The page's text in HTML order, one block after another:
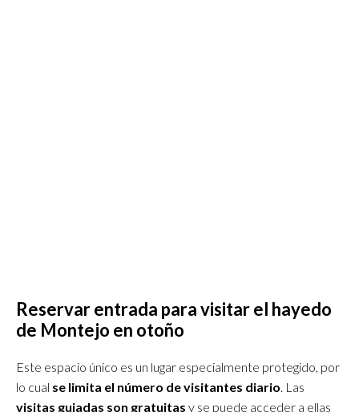
Reservar entrada para visitar el hayedo
de Montejo en otoño
Este espacio único es un lugar especialmente protegido, por
lo cual se limita el número de visitantes diario . Las
visitas guiadas son gratuitas y se puede acceder a ellas